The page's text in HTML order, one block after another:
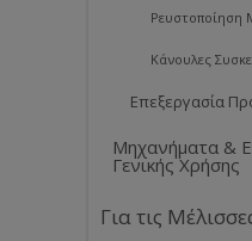
Ρευστοποίηση
Κάνουλες
Επεξεργασία
Μηχανήματα &
Γενικής Χρήσης
Για τις